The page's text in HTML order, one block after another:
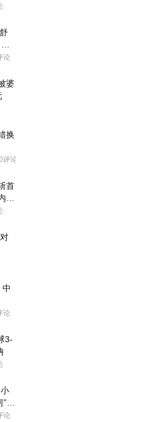
论
婆
换
评论
首
乌
中
论
3-
了
论